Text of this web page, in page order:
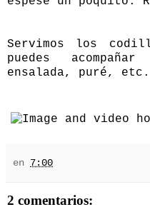
Servimos los
puedes
ensalada, puré, etc.
en 7:00
2 comentarios: